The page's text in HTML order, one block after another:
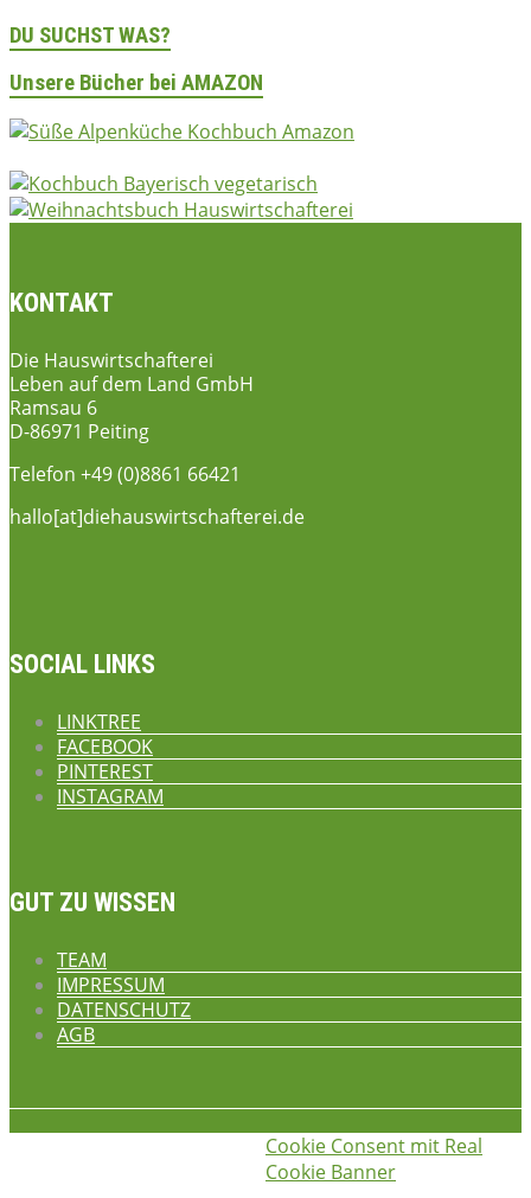
DU SUCHST WAS?
Unsere Bücher bei AMAZON
KONTAKT
Die Hauswirtschafterei
Leben auf dem Land GmbH
Ramsau 6
D-86971 Peiting
Telefon +49 (0)8861 66421
hallo[at]diehauswirtschafterei.de
SOCIAL LINKS
LINKTREE
FACEBOOK
PINTEREST
INSTAGRAM
GUT ZU WISSEN
TEAM
IMPRESSUM
DATENSCHUTZ
AGB
Cookie Consent mit Real
Cookie Banner